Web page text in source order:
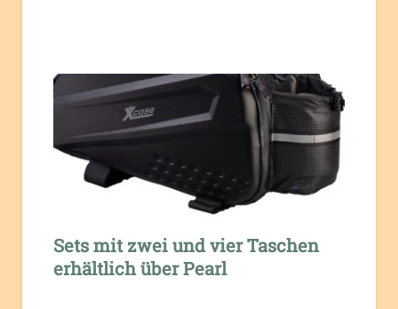
Sets mit zwei und vier Taschen
erhältlich über Pearl